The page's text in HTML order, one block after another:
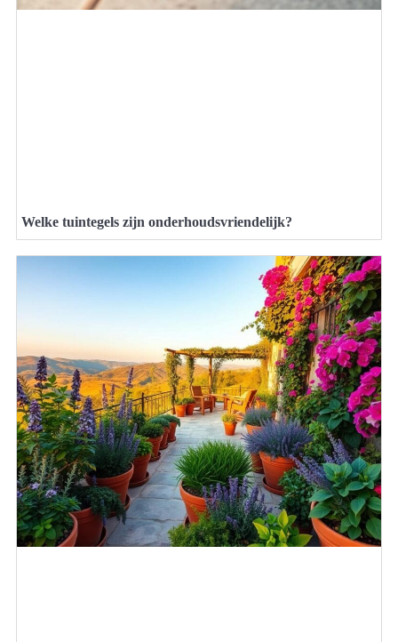
Welke tuintegels zijn onderhoudsvriendelijk?